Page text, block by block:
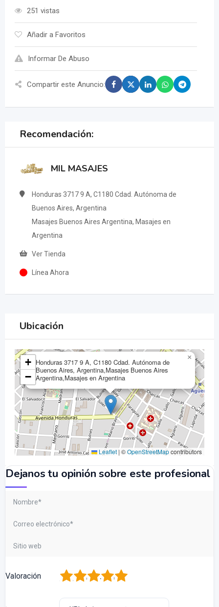
251 vistas
Añadir a Favoritos
Informar De Abuso
Compartir este Anuncio:
Recomendación:
MIL MASAJES
Honduras 3717 9 A, C1180 Cdad. Autónoma de
Buenos Aires, Argentina
Masajes Buenos Aires Argentina, Masajes en
Argentina
Ver Tienda
Línea Ahora
Ubicación
Honduras 3717 9 A, C1180 Cdad. Autónoma de
Buenos Aires, Argentina,Masajes Buenos Aires
Argentina,Masajes en Argentina
×
+
−
Leaflet | ©OpenStreetMapcontributors
Dejanos tu opinión sobre este profesional
Valoración 5
4
3
2